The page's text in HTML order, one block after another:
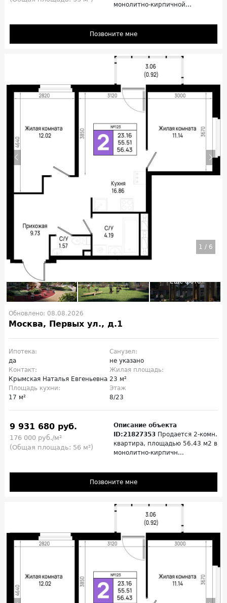
монолитно-кирпичной...
Позвоните мне
1 / 6
Обновлено: 08.08.2026
Москва, Первых ул., д.1
Ипотека:
да
Санузел:
не указано
Контакт:
Крымская Наталья Евгеньевна
Жилая площадь:
23 м²
Площадь кухни:
17 м²
Этаж
8/23
9 931 680 руб.
176 000 руб./м²
(Общая площадь: 56 м²)
Описание объекта
ID:21827353 Продается 2-комн.
квартира, площадью 56.43 м2 в
монолитно-кирпичн...
Позвоните мне